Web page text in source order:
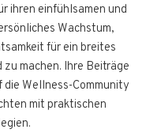
ihren einfühlsamen und
Wachstum,
für ein breites
machen. Ihre Beiträge
Wellness-Community
mit praktischen